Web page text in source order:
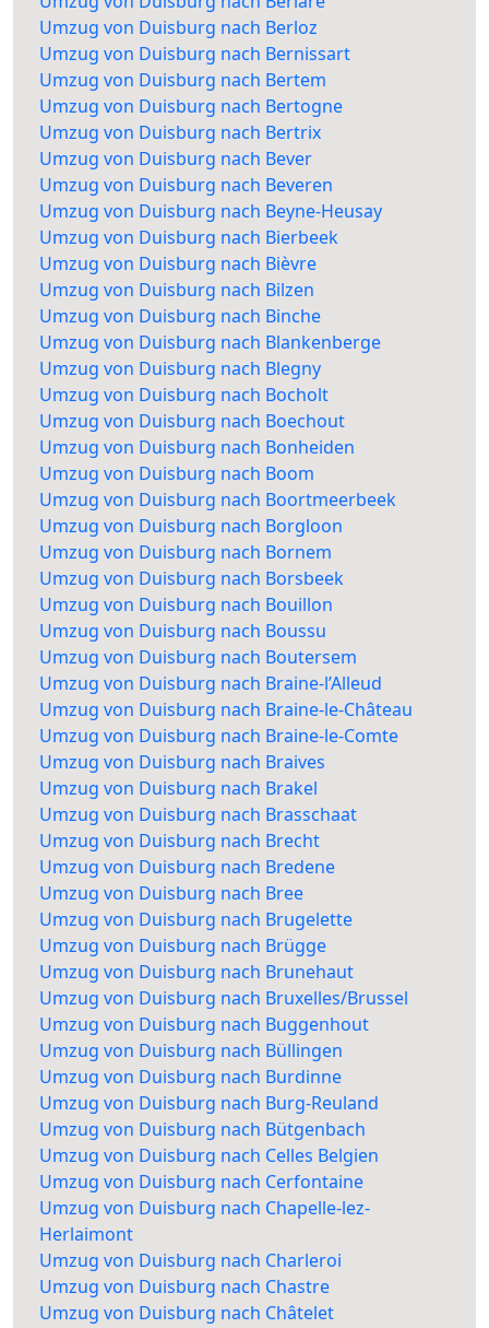
Umzug von Duisburg nach Berloz
Umzug von Duisburg nach Bernissart
Umzug von Duisburg nach Bertem
Umzug von Duisburg nach Bertogne
Umzug von Duisburg nach Bertrix
Umzug von Duisburg nach Bever
Umzug von Duisburg nach Beveren
Umzug von Duisburg nach Beyne-Heusay
Umzug von Duisburg nach Bierbeek
Umzug von Duisburg nach Bièvre
Umzug von Duisburg nach Bilzen
Umzug von Duisburg nach Binche
Umzug von Duisburg nach Blankenberge
Umzug von Duisburg nach Blegny
Umzug von Duisburg nach Bocholt
Umzug von Duisburg nach Boechout
Umzug von Duisburg nach Bonheiden
Umzug von Duisburg nach Boom
Umzug von Duisburg nach Boortmeerbeek
Umzug von Duisburg nach Borgloon
Umzug von Duisburg nach Bornem
Umzug von Duisburg nach Borsbeek
Umzug von Duisburg nach Bouillon
Umzug von Duisburg nach Boussu
Umzug von Duisburg nach Boutersem
Umzug von Duisburg nach Braine-l’Alleud
Umzug von Duisburg nach Braine-le-Château
Umzug von Duisburg nach Braine-le-Comte
Umzug von Duisburg nach Braives
Umzug von Duisburg nach Brakel
Umzug von Duisburg nach Brasschaat
Umzug von Duisburg nach Brecht
Umzug von Duisburg nach Bredene
Umzug von Duisburg nach Bree
Umzug von Duisburg nach Brugelette
Umzug von Duisburg nach Brügge
Umzug von Duisburg nach Brunehaut
Umzug von Duisburg nach Bruxelles/Brussel
Umzug von Duisburg nach Buggenhout
Umzug von Duisburg nach Büllingen
Umzug von Duisburg nach Burdinne
Umzug von Duisburg nach Burg-Reuland
Umzug von Duisburg nach Bütgenbach
Umzug von Duisburg nach Celles Belgien
Umzug von Duisburg nach Cerfontaine
Umzug von Duisburg nach Chapelle-lez-
Herlaimont
Umzug von Duisburg nach Charleroi
Umzug von Duisburg nach Chastre
Umzug von Duisburg nach Châtelet